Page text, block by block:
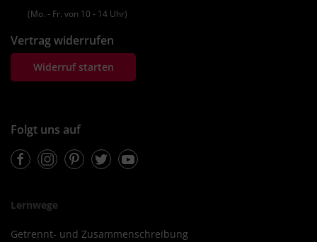
(Mo. ‐ Fr. von 10 ‐ 14 Uhr)
Vertrag widerrufen
Widerruf starten
Folgt uns auf
FacebookInstagramPinterestTwitterYoutube
Lernwege
Getrennt- und Zusammenschreibung